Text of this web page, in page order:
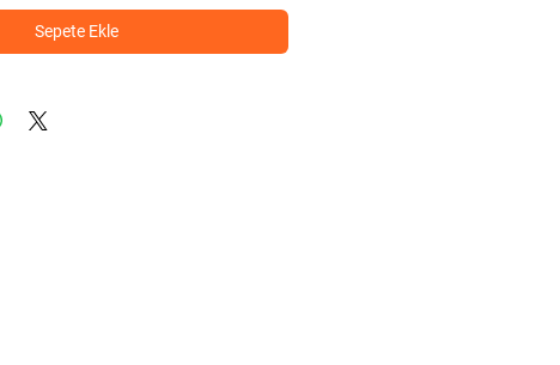
Sepete Ekle